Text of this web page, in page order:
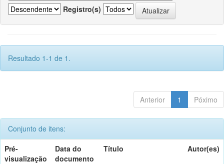
Registro(s)
Resultado 1-1 de 1.
Anterior 1 Póximo
Conjunto de itens:
Pré-
visualização
Data do
documento
Título Autor(es)